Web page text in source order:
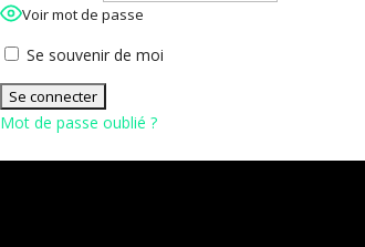
Voir mot de passe
Se souvenir de moi
Mot de passe oublié ?